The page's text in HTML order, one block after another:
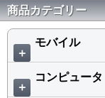
商品カテゴリー
＋
モバイル
＋
コンピュータ